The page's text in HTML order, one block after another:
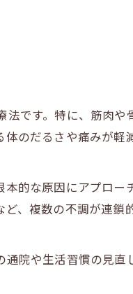
です。特に、筋肉や
のだるさや痛みが軽
的な原因にアプロー
、複数の不調が連鎖
院や生活習慣の見直